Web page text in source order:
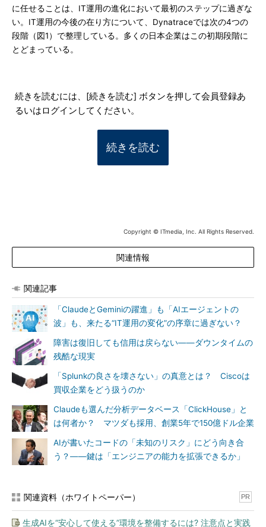
に任せることは、IT運用の進化において最初のステップに過ぎな
い。IT運用の今後の在り方について、Dynatraceでは次の4つの
段階（図1）で整理している。多くの日本企業はこの初期段階に
とどまっている。
続きを読むには、[続きを読む] ボタンを押して会員登録あ
るいはログインしてください。
続きを読む
Copyright © ITmedia, Inc. All Rights Reserved.
関連情報
関連記事
「ClaudeとGeminiの躍進」も「AIエージェントの
波」も、来たる“IT運用の変化”の序章に過ぎない？
障害は復旧しても信用は戻らない――ダウンタイムの
残酷な現実
「Splunkの良さを壊さない」の真意とは？ Ciscoは
買収企業をどう扱うのか
Claudeも選んだ分析データベース「ClickHouse」と
は何者か？ マツダも採用、創業5年で150億ドル企業
AIが書いたコードの「未知のリスク」にどう向き合
う？――鍵は「エンジニアの能力を拡張できるか」
関連資料（ホワイトペーパー） PR
生成AIを“安心して使える”環境を整備するには? 注意点と実践